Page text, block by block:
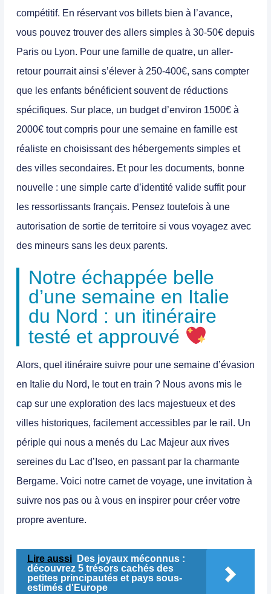
compétitif. En réservant vos billets bien à l’avance,
vous pouvez trouver des allers simples à 30-50€ depuis
Paris ou Lyon. Pour une famille de quatre, un aller-
retour pourrait ainsi s’élever à 250-400€, sans compter
que les enfants bénéficient souvent de réductions
spécifiques. Sur place, un budget d’environ 1500€ à
2000€ tout compris pour une semaine en famille est
réaliste en choisissant des hébergements simples et
des villes secondaires. Et pour les documents, bonne
nouvelle : une simple carte d’identité valide suffit pour
les ressortissants français. Pensez toutefois à une
autorisation de sortie de territoire si vous voyagez avec
des mineurs sans les deux parents.
Notre échappée belle
d’une semaine en Italie
du Nord : un itinéraire
testé et approuvé
Alors, quel itinéraire suivre pour une semaine d’évasion
en Italie du Nord, le tout en train ? Nous avons mis le
cap sur une exploration des lacs majestueux et des
villes historiques, facilement accessibles par le rail. Un
périple qui nous a menés du Lac Majeur aux rives
sereines du Lac d’Iseo, en passant par la charmante
Bergame. Voici notre carnet de voyage, une invitation à
suivre nos pas ou à vous en inspirer pour créer votre
propre aventure.
Lire aussi
Des joyaux méconnus :
découvrez 5 trésors cachés des
petites principautés et pays sous-
estimés d'Europe